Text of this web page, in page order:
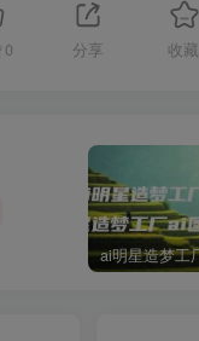
0 分享 收藏